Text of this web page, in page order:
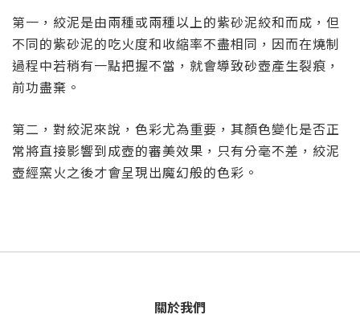
第一，絞泥是由兩種或兩種以上的紫砂泥絞和而成，但
不同的紫砂泥的吃火度和收縮率不盡相同，因而在燒制
過程中若稍有一點把握不當，就會導致砂壺產生裂痕，
前功盡棄。
第二，對絞泥來說，色彩尤為重要，其顏色變化是否正
常將直接影響到成壺的審美效果，只有分毫不差，絞泥
壺經窯火之後才會呈現出魔幻般的色彩。
關於我們